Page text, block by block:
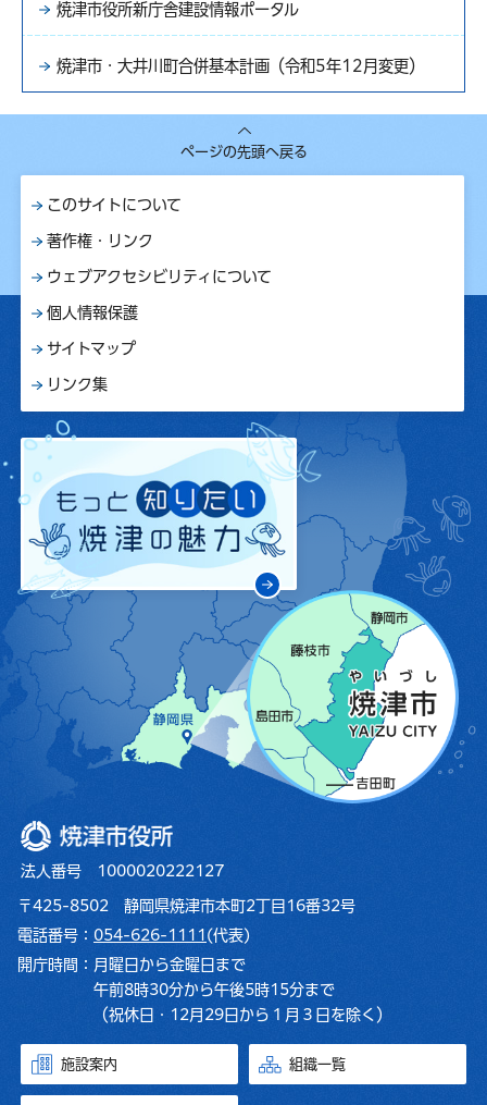
焼津市役所新庁舎建設情報ポータル
焼津市・大井川町合併基本計画（令和5年12月変更）
ページの先頭へ戻る
このサイトについて
著作権・リンク
ウェブアクセシビリティについて
個人情報保護
サイトマップ
リンク集
焼津市役所
法人番号 1000020222127
〒425-8502 静岡県焼津市本町2丁目16番32号
電話番号： 054-626-1111 (代表)
開庁時間： 月曜日から金曜日まで
午前8時30分から午後5時15分まで
（祝休日・12月29日から１月３日を除く）
施設案内 組織一覧